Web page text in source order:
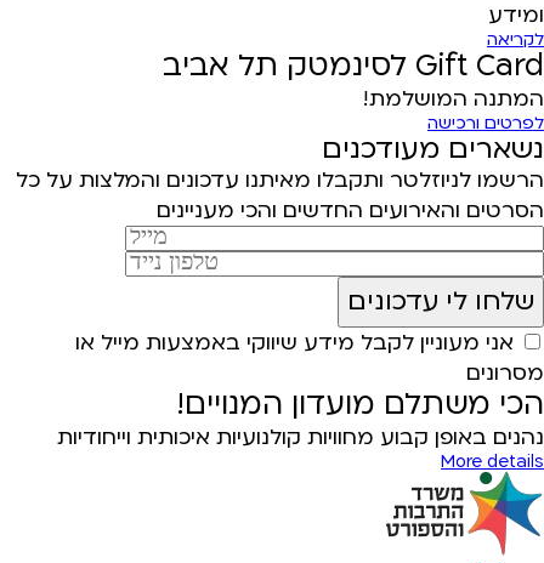
ומידע
לקריאה
Gift Card לסינמטק תל אביב
המתנה המושלמת!
לפרטים ורכישה
נשארים מעודכנים
הרשמו לניוזלטר ותקבלו מאיתנו עדכונים והמלצות על כל
הסרטים והאירועים החדשים והכי מעניינים
אני מעוניין לקבל מידע שיווקי באמצעות מייל או
מסרונים
הכי משתלם מועדון המנויים!
נהנים באופן קבוע מחוויות קולנועיות איכותית וייחודיות
More details